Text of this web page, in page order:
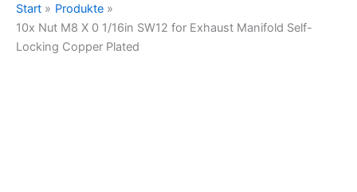
Start
Produkte
10x Nut M8 X 0 1/16in SW12 for Exhaust Manifold Self-
Locking Copper Plated